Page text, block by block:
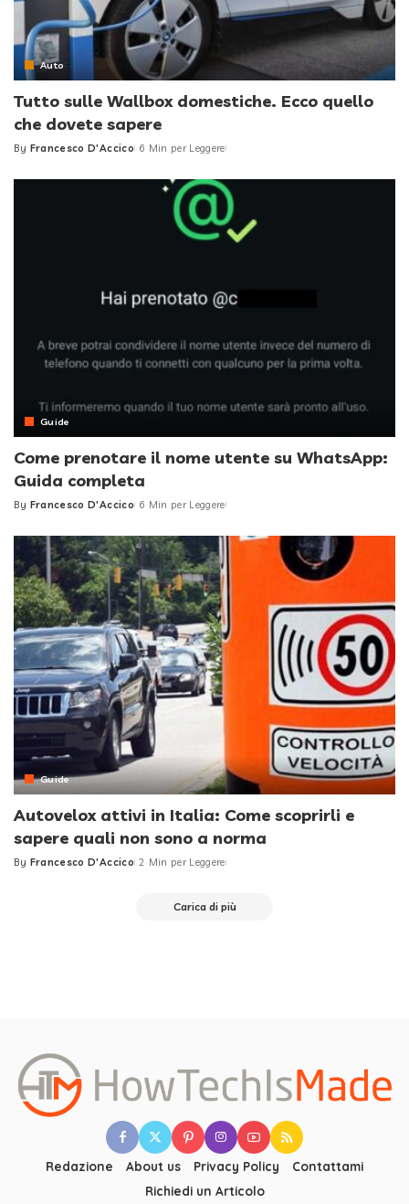
Auto
Tutto sulle Wallbox domestiche. Ecco quello
che dovete sapere
Posted
By Francesco D'Accico 6 Min per Leggere
Guide
Come prenotare il nome utente su WhatsApp:
Guida completa
Posted
By Francesco D'Accico 6 Min per Leggere
Guide
Autovelox attivi in Italia: Come scoprirli e
sapere quali non sono a norma
Posted
By Francesco D'Accico 2 Min per Leggere
Carica di più
Redazione About us Privacy Policy
Contattami
Richiedi un Articolo